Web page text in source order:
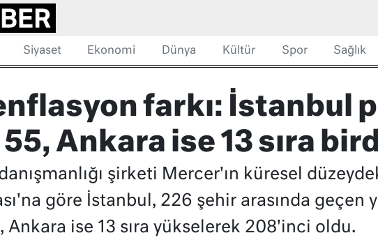
Siyaset Ekonomi Dünya Kültür Spor Sağlık
farkı: İstanbul
55, Ankara ise 13 sıra
şirketi Mercer'ın küresel
göre İstanbul, 226 şehir arasında geçen
Ankara ise 13 sıra yükselerek 208'inci oldu.